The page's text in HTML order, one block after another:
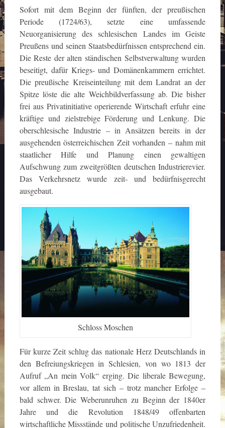
Sofort mit dem Beginn der fünften, der preußischen
Periode (1724/63), setzte eine umfassende
Neuorganisierung des schlesischen Landes im Geiste
Preußens und seinen Staatsbedürfnissen entsprechend ein.
Die Reste der alten ständischen Selbstverwaltung wurden
beseitigt, dafür Kriegs- und Domänenkammern errichtet.
Die preußische Kreiseinteilung mit dem Landrat an der
Spitze löste die alte Weichbildverfassung ab. Die bisher
frei aus Privatinitiative operierende Wirtschaft erfuhr eine
kräftige und zielstrebige Förderung und Lenkung. Die
oberschlesische Industrie – in Ansätzen bereits in der
ausgehenden österreichischen Zeit vorhanden – nahm mit
staatlicher Hilfe und Planung einen gewaltigen
Aufschwung zum zweitgrößten deutschen Industrierevier.
Das Verkehrsnetz wurde zeit- und bedürfnisgerecht
ausgebaut.
Schloss Moschen
Für kurze Zeit schlug das nationale Herz Deutschlands in
den Befreiungskriegen in Schlesien, von wo 1813 der
Aufruf „An mein Volk“ erging. Die liberale Bewegung,
vor allem in Breslau, tat sich – trotz mancher Erfolge –
bald schwer. Die Weberunruhen zu Beginn der 1840er
Jahre und die Revolution 1848/49 offenbarten
wirtschaftliche Missstände und politische Unzufriedenheit.